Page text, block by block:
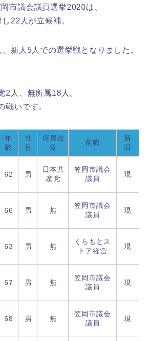
市議会議員選挙2020は、
22人が立候補。
新人5人での選挙戦となりました。
2人、無所属18人、
戦いです。
年
齢
性
別
所属政
党
前職
新
旧
62 男
日本共
産党
笠岡市議会
議員
現
66 男 無
笠岡市議会
議員
現
63 男 無
くらもとス
トア経営
現
67 男 無
笠岡市議会
議員
現
68 男 無
笠岡市議会
議員
現